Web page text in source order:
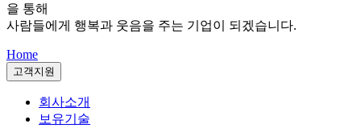
을 통해
사람들에게 행복과 웃음을 주는 기업이 되겠습니다.
Home
고객지원
회사소개
보유기술